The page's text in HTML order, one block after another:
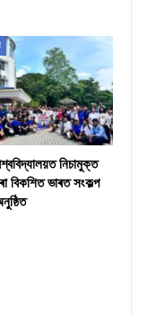
নিচামুক্ত
বিকশিত ভাৰত সংকল্প